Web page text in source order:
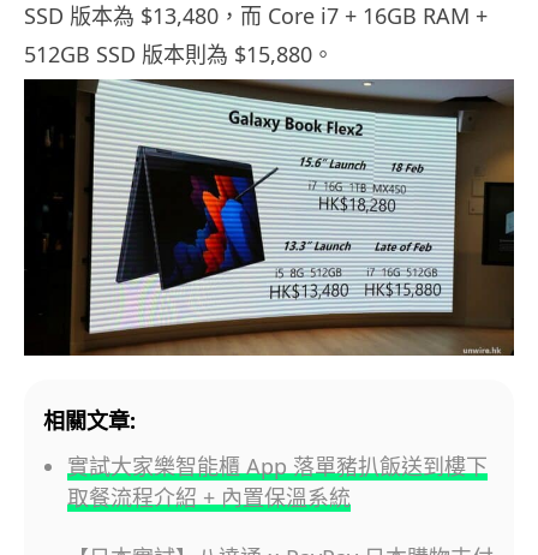
SSD 版本為 $13,480，而 Core i7 + 16GB RAM +
512GB SSD 版本則為 $15,880。
相關文章:
實試大家樂智能櫃 App 落單豬扒飯送到樓下
取餐流程介紹 + 內置保溫系統